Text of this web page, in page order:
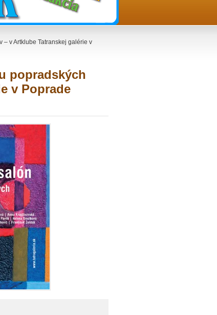
– v Artklube Tatranskej galérie v
popradských
v Poprade